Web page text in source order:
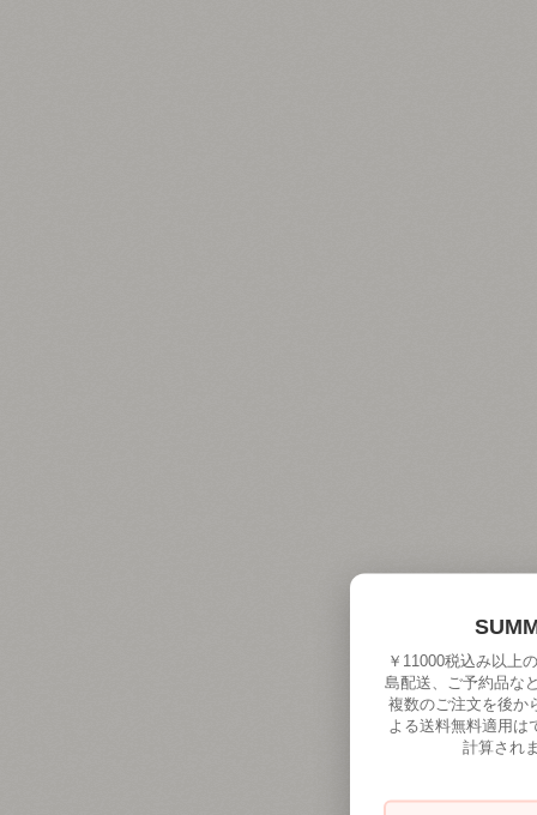
￥11000税込み以上
島配送、ご予約品な
複数のご注文を後か
よる送料無料適用は
計算され